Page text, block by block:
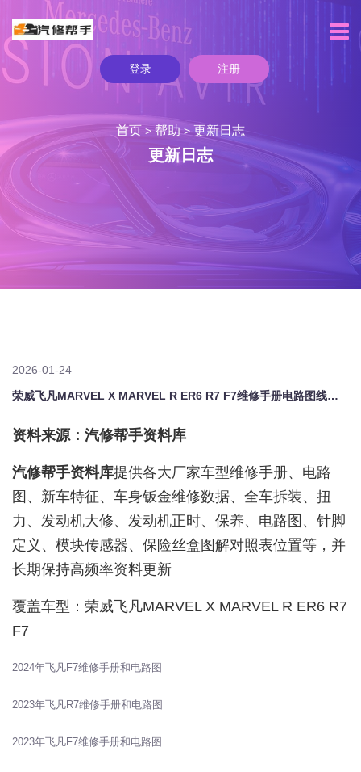
登录 注册
首页 > 帮助>更新日志
更新日志
2026-01-24
荣威飞凡MARVEL X MARVEL R ER6 R7 F7维修手册电路图线路图资料更新
资料来源：汽修帮手资料库
汽修帮手资料库提供各大厂家车型维修手册、电路
图、新车特征、车身钣金维修数据、全车拆装、扭
力、发动机大修、发动机正时、保养、电路图、针脚
定义、模块传感器、保险丝盒图解对照表位置等，并
长期保持高频率资料更新
覆盖车型：荣威飞凡MARVEL X MARVEL R ER6 R7
F7
2024年飞凡F7维修手册和电路图
2023年飞凡R7维修手册和电路图
2023年飞凡F7维修手册和电路图